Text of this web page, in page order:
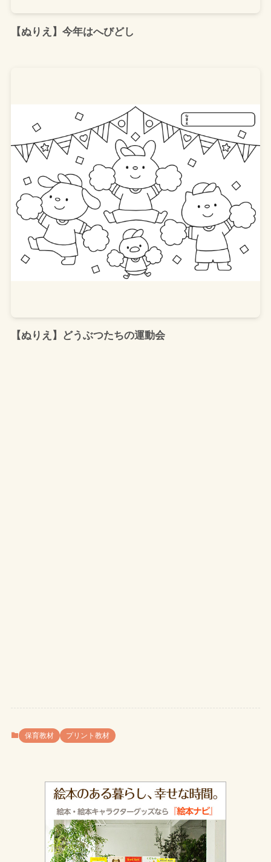
【ぬりえ】今年はへびどし
【ぬりえ】どうぶつたちの運動会
保育教材 プリント教材